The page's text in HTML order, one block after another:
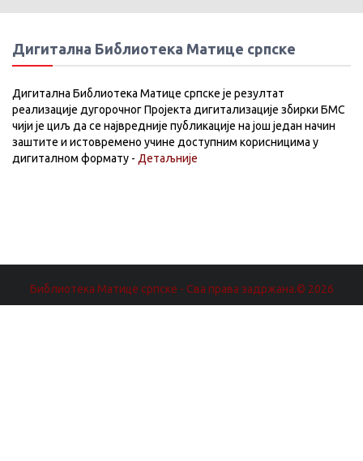
Дигитална Библиотека Матице српске
Дигитална Библиотека Матице српске је резултат
реализације дугорочног Пројекта дигитализације збирки БМС
чији је циљ да се највредније публикације на још један начин
заштите и истовремено учине доступним корисницима у
дигиталном формату - Детаљније
Библиотека Матице српске - Сва права задржана.© 2026